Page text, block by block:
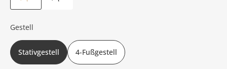
Gestell
Stativgestell 4-Fußgestell